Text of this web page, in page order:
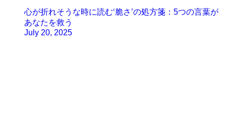
心が折れそうな時に読む‘脆さ’の処方箋：5つの言葉が
あなたを救う
July 20, 2025